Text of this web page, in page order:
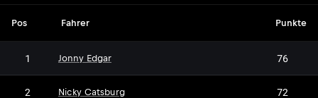
Pos Fahrer Punkte
1 Jonny Edgar 76
2 Nicky Catsburg 72